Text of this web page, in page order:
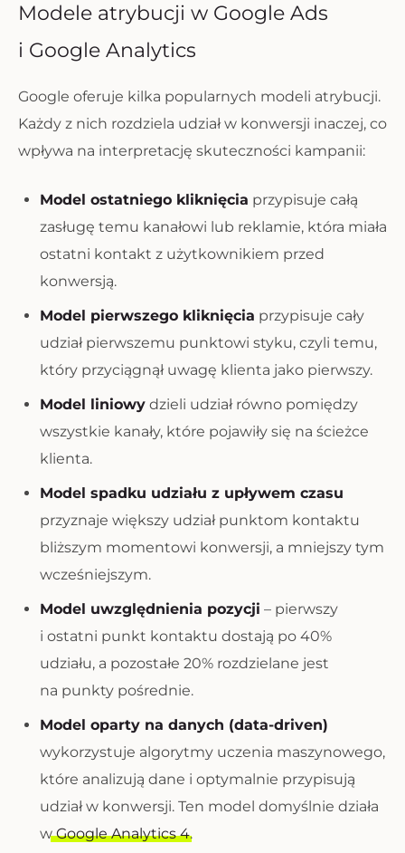
Modele atrybucji w Google Ads
i Google Analytics
Google oferuje kilka popularnych modeli atrybucji.
Każdy z nich rozdziela udział w konwersji inaczej, co
wpływa na interpretację skuteczności kampanii:
Model ostatniego kliknięcia przypisuje całą
zasługę temu kanałowi lub reklamie, która miała
ostatni kontakt z użytkownikiem przed
konwersją.
Model pierwszego kliknięcia przypisuje cały
udział pierwszemu punktowi styku, czyli temu,
który przyciągnął uwagę klienta jako pierwszy.
Model liniowy dzieli udział równo pomiędzy
wszystkie kanały, które pojawiły się na ścieżce
klienta.
Model spadku udziału z upływem czasu
przyznaje większy udział punktom kontaktu
bliższym momentowi konwersji, a mniejszy tym
wcześniejszym.
Model uwzględnienia pozycji – pierwszy
i ostatni punkt kontaktu dostają po 40%
udziału, a pozostałe 20% rozdzielane jest
na punkty pośrednie.
Model oparty na danych (data-driven)
wykorzystuje algorytmy uczenia maszynowego,
które analizują dane i optymalnie przypisują
udział w konwersji. Ten model domyślnie działa
wGoogle Analytics 4.